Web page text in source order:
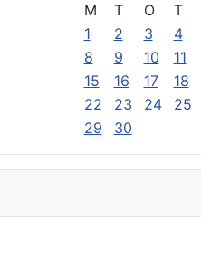
M
T O T
1
2 3 4
8
9 10 11
15
16 17 18
22
23 24 25
29
30